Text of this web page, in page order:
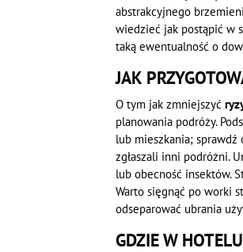
abstrakcyjnego
wiedzieć jak postąpić w
taką ewentualność o
JAK
O tym jak zmniejszyć
planowania podróży.
lub mieszkania;
zgłaszali inni podróżni.
lub obecność insektów.
Warto sięgnąć po worki
odseparować ubrania
GDZIE W